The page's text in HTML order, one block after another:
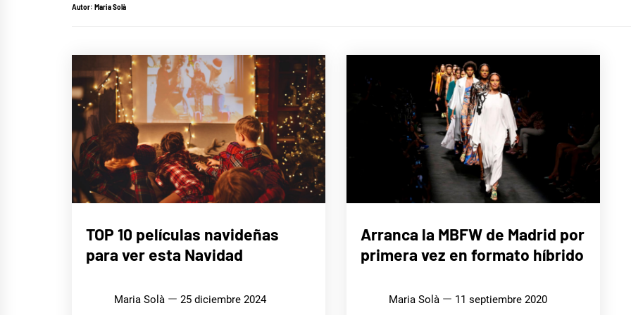
Autor: Maria Solà
SERIES
Y TV
TOP 10 películas navideñas
para ver esta Navidad
Maria Solà 25 diciembre 2024
STYLE
Arranca la MBFW de Madrid por
primera vez en formato híbrido
Maria Solà 11 septiembre 2020